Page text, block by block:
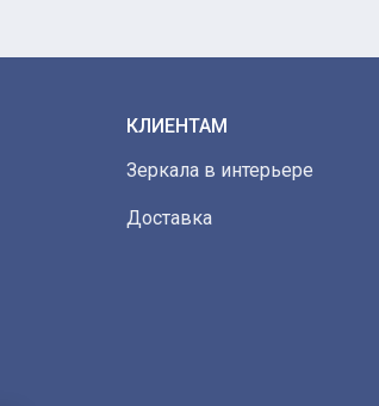
КЛИЕНТАМ
Зеркала в интерьере
Доставка